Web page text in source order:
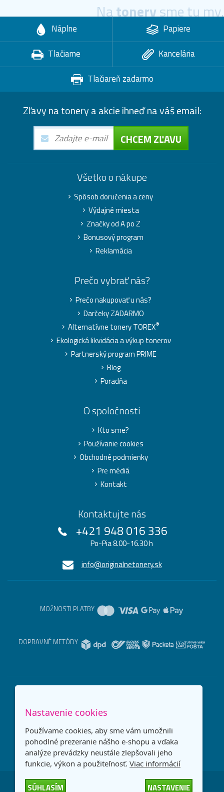
Natonerysme tu my.
Náplne
Papiere
Tlačiarne
Kancelária
Tlačiareň zadarmo
Zľavy na tonery a akcie ihneď na váš email:
CHCEM ZĽAVU
Všetko o nákupe
Spôsob doručenia a ceny
Výdajné miesta
Značky od A po Z
Bonusový program
Reklamácia
Prečo vybrať nás?
Prečo nakupovať u nás?
Darčeky ZADARMO
Alternatívne tonery TOREX®
Ekologická likvidácia a výkup tonerov
Partnerský program PRIME
Blog
Poradňa
O spoločnosti
Kto sme?
Používanie cookies
Obchodné podmienky
Pre médiá
Kontakt
Kontaktujte nás
+421 948 016 336
Po-Pia 8.00-16.30 h
info@originalnetonery.sk
MOŽNOSTI PLATBY
DOPRAVNÉ METÓDY
Slovensko
Nastavenie cookies
Používame cookies, aby sme vám umožnili
pohodlné prezeranie nášho e-shopu a vďaka
analýze prevádzky neustále zlepšovali jeho
funkcie, výkon a použiteľnosť. Viac informácií
SÚHLASÍM NASTAVENIE